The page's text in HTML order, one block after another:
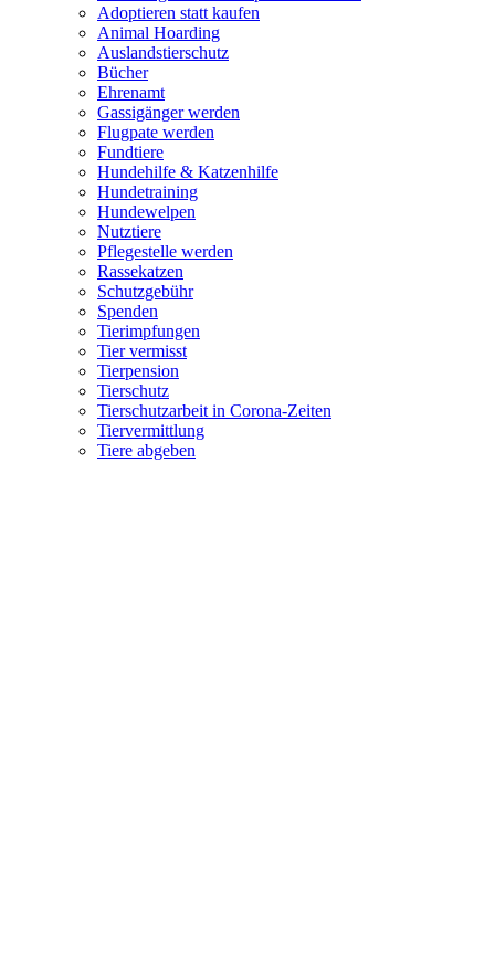
Adoptieren statt kaufen
Animal Hoarding
Auslandstierschutz
Bücher
Ehrenamt
Gassigänger werden
Flugpate werden
Fundtiere
Hundehilfe & Katzenhilfe
Hundetraining
Hundewelpen
Nutztiere
Pflegestelle werden
Rassekatzen
Schutzgebühr
Spenden
Tierimpfungen
Tier vermisst
Tierpension
Tierschutz
Tierschutzarbeit in Corona-Zeiten
Tiervermittlung
Tiere abgeben